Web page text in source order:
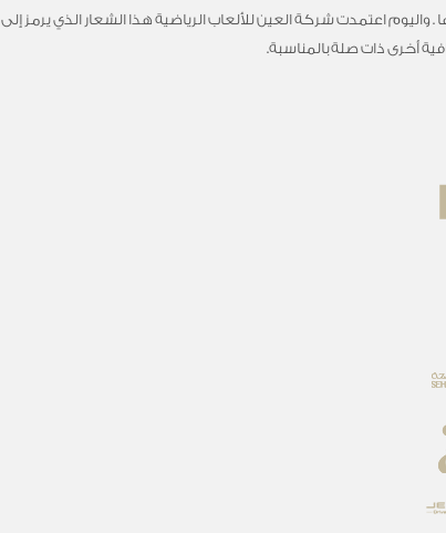
اعتمدت شركة العين للألعاب الرياضية هذا الشعار الذي يرمز إلى
أخرى ذات صلة بالمناسبة.